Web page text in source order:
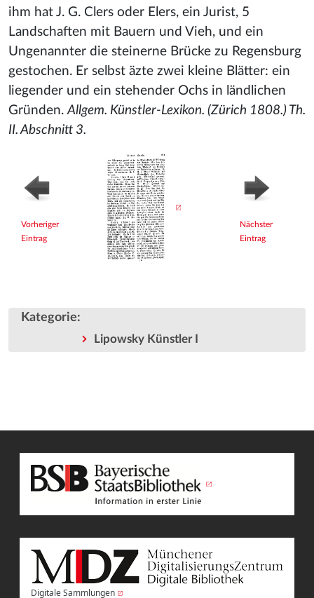
ihm hat J. G. Clers oder Elers, ein Jurist, 5
Landschaften mit Bauern und Vieh, und ein
Ungenannter die steinerne Brücke zu Regensburg
gestochen. Er selbst äzte zwei kleine Blätter: ein
liegender und ein stehender Ochs in ländlichen
Gründen.Allgem. Künstler-Lexikon. (Zürich 1808.) Th.
II. Abschnitt 3.
Vorheriger
Eintrag
Nächster
Eintrag
Kategorie:
Lipowsky Künstler I
Digitale Sammlungen